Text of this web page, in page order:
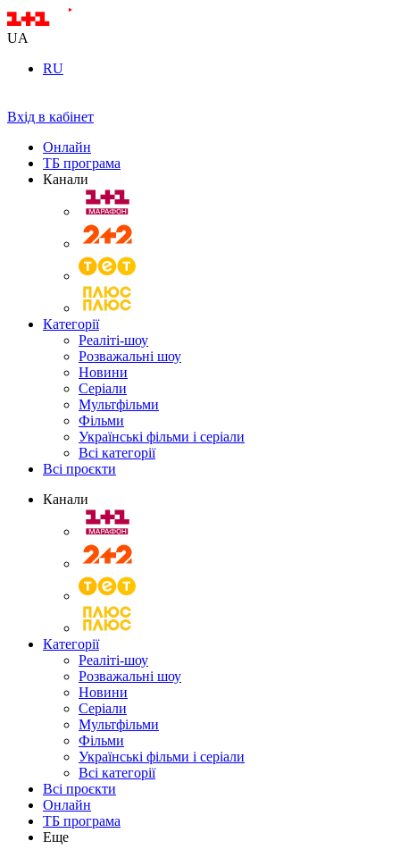
UA
RU
Вхід в кабінет
Онлайн
ТБ програма
Канали
Категорії
Реаліті-шоу
Розважальні шоу
Новини
Серіали
Мультфільми
Фільми
Українські фільми і серіали
Всі категорії
Всі проєкти
Канали
Категорії
Реаліті-шоу
Розважальні шоу
Новини
Серіали
Мультфільми
Фільми
Українські фільми і серіали
Всі категорії
Всі проєкти
Онлайн
ТБ програма
Еще